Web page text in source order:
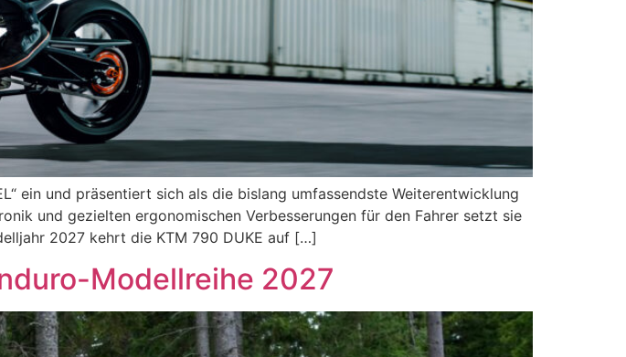
ein und präsentiert sich als die bislang umfassendste Weiterentwicklung
und gezielten ergonomischen Verbesserungen für den Fahrer setzt sie
2027 kehrt die KTM 790 DUKE auf […]
Modellreihe 2027